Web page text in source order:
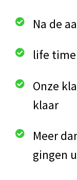
Na de
life
Onze
klaar
Meer
gingen